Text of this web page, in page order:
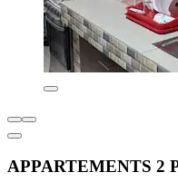
APPARTEMENTS 2